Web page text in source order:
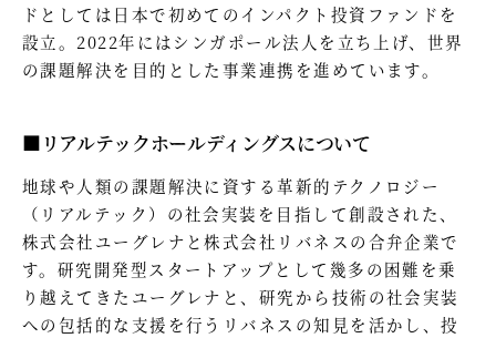
ドとしては日本で初めてのインパクト投資ファンドを
設立。2022年にはシンガポール法人を立ち上げ、世界
の課題解決を目的とした事業連携を進めています。
■リアルテックホールディングスについて
地球や人類の課題解決に資する革新的テクノロジー
（リアルテック）の社会実装を目指して創設された、
株式会社ユーグレナと株式会社リバネスの合弁企業で
す。研究開発型スタートアップとして幾多の困難を乗
り越えてきたユーグレナと、研究から技術の社会実装
への包括的な支援を行うリバネスの知見を活かし、投